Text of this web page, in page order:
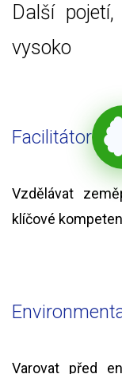
Další
vysoko
Facilitátor
Vzdělávat
klíčové
Varovat před